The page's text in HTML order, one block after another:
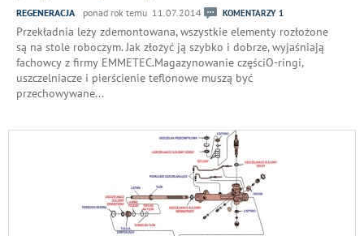
REGENERACJA ponad rok temu 11.07.2014 KOMENTARZY 1
Przekładnia leży zdemontowana, wszystkie elementy rozłożone
są na stole roboczym. Jak złożyć ją szybko i dobrze, wyjaśniają
fachowcy z firmy EMMETEC.Magazynowanie częściO-ringi,
uszczelniacze i pierścienie teflonowe muszą być
przechowywane...